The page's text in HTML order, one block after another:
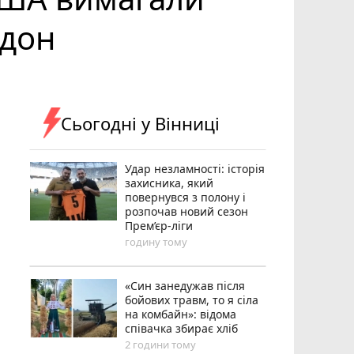
Сьогодні у Вінниці
Удар незламності: історія
захисника, який
повернувся з полону і
розпочав новий сезон
Прем’єр-ліги
годину тому
«Син занедужав після
бойових травм, то я сіла
на комбайн»: відома
співачка збирає хліб
2 години тому